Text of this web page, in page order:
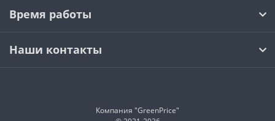
Время работы
Наши контакты
Компания "GreenPrice"